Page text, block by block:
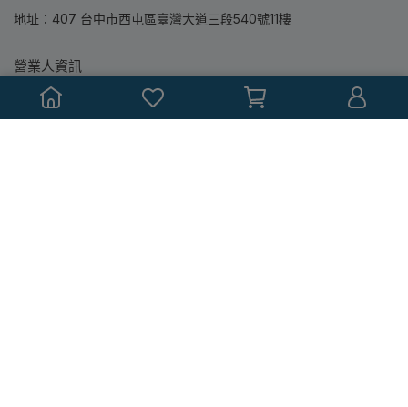
地址：407 台中市西屯區臺灣大道三段540號11樓
營業人資訊
營業人名稱：鼎隆圖書股份有限公司
統一編號：86363780